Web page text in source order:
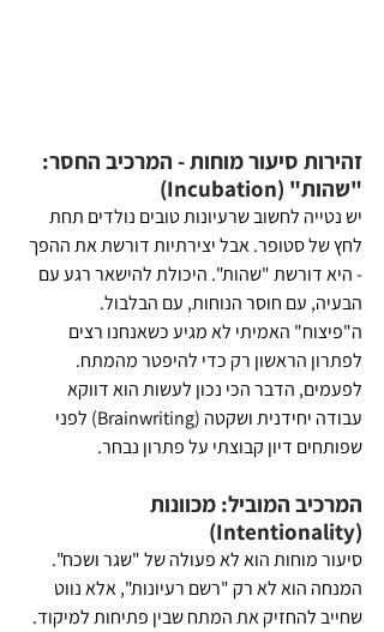
זהירות סיעור מוחות - המרכיב החסר:
"שהות" (Incubation)
יש נטייה לחשוב שרעיונות טובים נולדים תחת
לחץ של סטופר. אבל יצירתיות דורשת את ההפך
- היא דורשת "שהות". היכולת להישאר רגע עם
הבעיה, עם חוסר הנוחות, עם הבלבול.
ה"פיצוח" האמיתי לא מגיע כשאנחנו רצים
לפתרון הראשון רק כדי להיפטר מהמתח.
לפעמים, הדבר הכי נכון לעשות הוא דווקא
עבודה יחידנית ושקטה (Brainwriting) לפני
שפותחים דיון קבוצתי על פתרון נבחר.
המרכיב המוביל: מכוונות
(Intentionality)
סיעור מוחות הוא לא פעולה של "שגר ושכח".
המנחה הוא לא רק "רשם רעיונות", אלא נווט
שחייב להחזיק את המתח שבין פתיחות למיקוד.